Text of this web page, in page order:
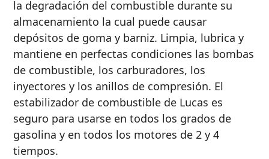
PRODUCTOS MARINOS
MOTOCICLETAS
Motor
de 2
Tiempos
Aditivos
de
Aceite
para
Motor
la degradación del combustible durante su
almacenamiento la cual puede causar
depósitos de goma y barniz. Limpia, lubrica y
mantiene en perfectas condiciones las bombas
de combustible, los carburadores, los
inyectores y los anillos de compresión. El
estabilizador de combustible de Lucas es
seguro para usarse en todos los grados de
gasolina y en todos los motores de 2 y 4
tiempos.